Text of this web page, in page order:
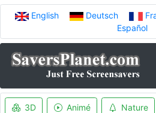
English Deutsch
Español
3D Animé Nature